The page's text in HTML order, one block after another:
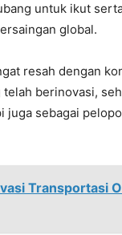
untuk ikut
global.
resah dengan
berinovasi,
juga sebagai
Transportasi